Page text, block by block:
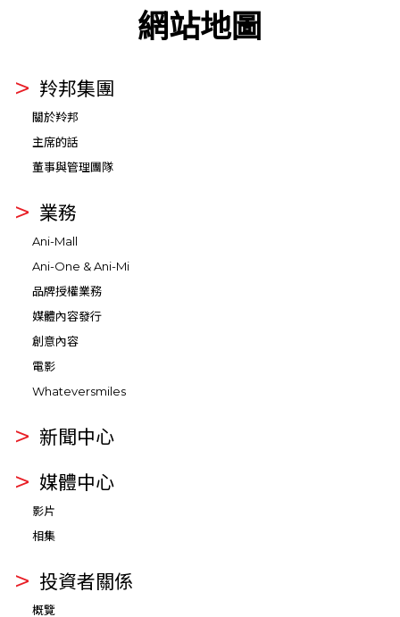
網站地圖
羚邦集團
關於羚邦
主席的話
董事與管理團隊
業務
Ani-Mall
Ani-One & Ani-Mi
品牌授權業務
媒體內容發行
創意內容
電影
Whateversmiles
新聞中心
媒體中心
影片
相集
投資者關係
概覽